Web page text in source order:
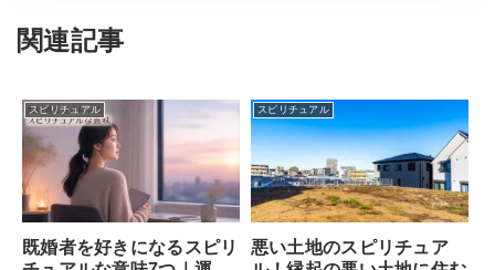
関連記事
スピリチュアル
既婚者を好きになるスピリ
スピリチュアル
悪い土地のスピリチュア